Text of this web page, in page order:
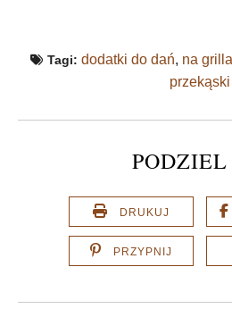
Tagi: dodatki do dań, na grilla
przekąski
PODZIEL
DRUKUJ
PRZYPNIJ